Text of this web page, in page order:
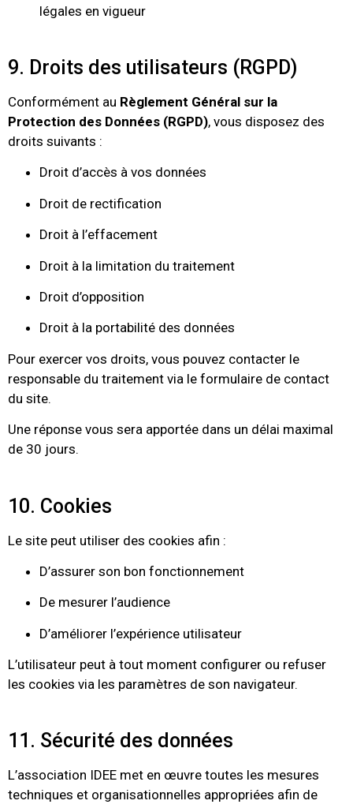
légales en vigueur
9. Droits des utilisateurs (RGPD)
Conformément au Règlement Général sur la
Protection des Données (RGPD), vous disposez des
droits suivants :
Droit d’accès à vos données
Droit de rectification
Droit à l’effacement
Droit à la limitation du traitement
Droit d’opposition
Droit à la portabilité des données
Pour exercer vos droits, vous pouvez contacter le
responsable du traitement via le formulaire de contact
du site.
Une réponse vous sera apportée dans un délai maximal
de 30 jours.
10. Cookies
Le site peut utiliser des cookies afin :
D’assurer son bon fonctionnement
De mesurer l’audience
D’améliorer l’expérience utilisateur
L’utilisateur peut à tout moment configurer ou refuser
les cookies via les paramètres de son navigateur.
11. Sécurité des données
L’association IDEE met en œuvre toutes les mesures
techniques et organisationnelles appropriées afin de